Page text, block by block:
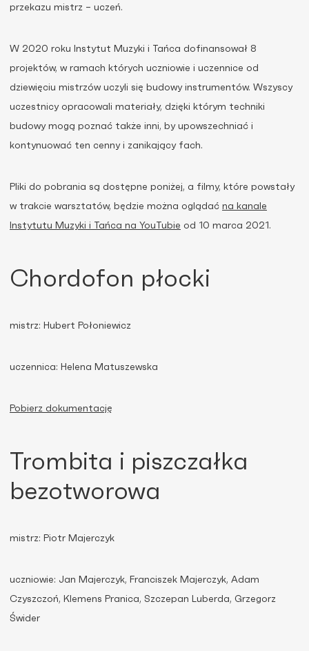
przekazu mistrz – uczeń.
W 2020 roku Instytut Muzyki i Tańca dofinansował 8
projektów, w ramach których uczniowie i uczennice od
dziewięciu mistrzów uczyli się budowy instrumentów. Wszyscy
uczestnicy opracowali materiały, dzięki którym techniki
budowy mogą poznać także inni, by upowszechniać i
kontynuować ten cenny i zanikający fach.
Pliki do pobrania są dostępne poniżej, a filmy, które powstały
w trakcie warsztatów, będzie można oglądać na kanale
Instytutu Muzyki i Tańca na YouTubie od 10 marca 2021.
Chordofon płocki
mistrz: Hubert Połoniewicz
uczennica: Helena Matuszewska
Pobierz dokumentację
Trombita i piszczałka
bezotworowa
mistrz: Piotr Majerczyk
uczniowie: Jan Majerczyk, Franciszek Majerczyk, Adam
Czyszczoń, Klemens Pranica, Szczepan Luberda, Grzegorz
Świder